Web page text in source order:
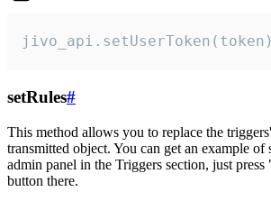
setRules#
This method allows you to replace the
transmitted object. You can get an example of
admin panel in the Triggers section, just
button there.